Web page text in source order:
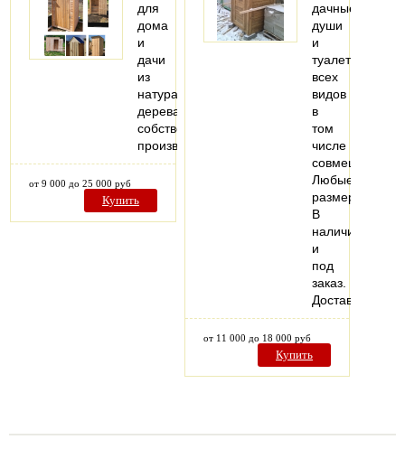
для
дома
и
дачи
из
натурального
дерева,
собственного
производства.
от 9 000 до 25 000 руб
Купить
дачные
души
и
туалеты
всех
видов
в
том
числе
совмещенные.
Любые
размеры.
В
наличии
и
под
заказ.
Доставка.
от 11 000 до 18 000 руб
Купить